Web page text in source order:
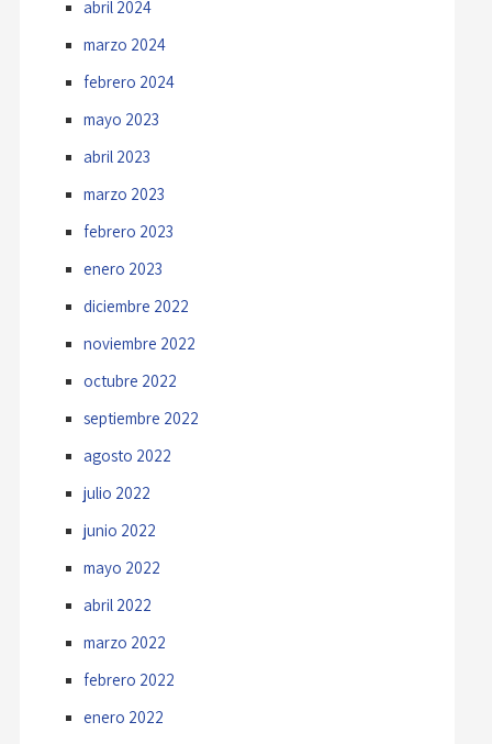
abril 2024
marzo 2024
febrero 2024
mayo 2023
abril 2023
marzo 2023
febrero 2023
enero 2023
diciembre 2022
noviembre 2022
octubre 2022
septiembre 2022
agosto 2022
julio 2022
junio 2022
mayo 2022
abril 2022
marzo 2022
febrero 2022
enero 2022